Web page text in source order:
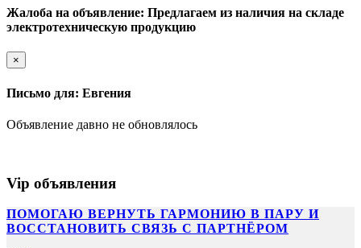
Жалоба на объявление: Предлагаем из наличия на складе
электротехническую продукцию
×
Письмо для: Евгения
Объявление давно не обновлялось
Vip объявления
ПОМОГАЮ ВЕРНУТЬ ГАРМОНИЮ В ПАРУ И
ВОССТАНОВИТЬ СВЯЗЬ С ПАРТНЁРОМ